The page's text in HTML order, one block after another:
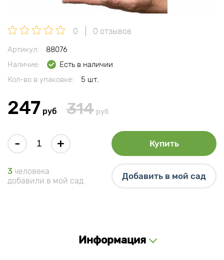
0 0 отзывов
Артикул:
88076
Наличие:
Есть в наличии
Кол-во в упаковке:
5 шт.
247 руб 314 руб
- + Купить
3 человека
добавили в мой сад
Добавить в мой сад
Информация